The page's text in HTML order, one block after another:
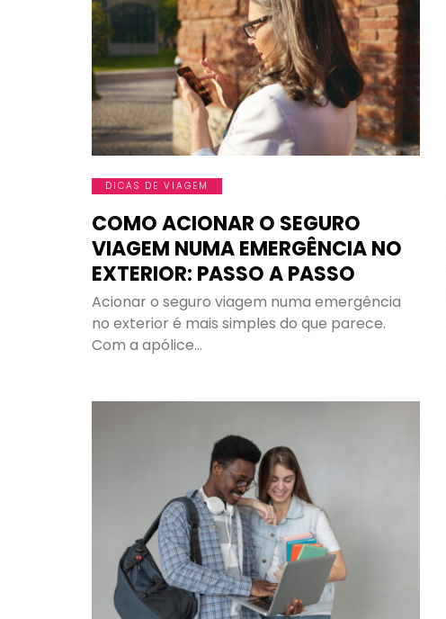
DICAS DE VIAGEM
COMO ACIONAR O SEGURO
VIAGEM NUMA EMERGÊNCIA NO
EXTERIOR: PASSO A PASSO
Acionar o seguro viagem numa emergência
no exterior é mais simples do que parece.
Com a apólice…